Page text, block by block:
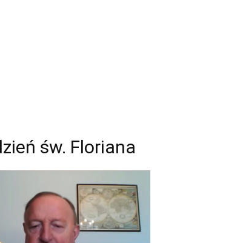
św. Floriana